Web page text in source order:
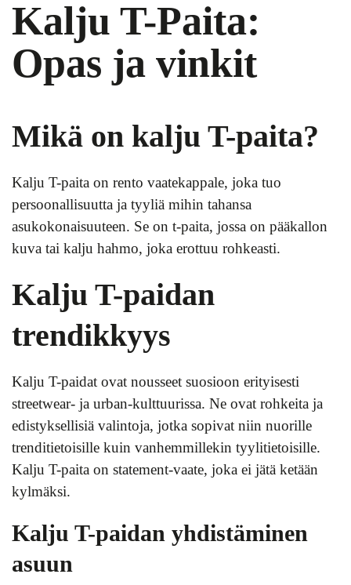
Kalju T-Paita:
Opas ja vinkit
Mikä on kalju T-paita?
Kalju T-paita on rento vaatekappale, joka tuo
persoonallisuutta ja tyyliä mihin tahansa
asukokonaisuuteen. Se on t-paita, jossa on pääkallon
kuva tai kalju hahmo, joka erottuu rohkeasti.
Kalju T-paidan
trendikkyys
Kalju T-paidat ovat nousseet suosioon erityisesti
streetwear- ja urban-kulttuurissa. Ne ovat rohkeita ja
edistyksellisiä valintoja, jotka sopivat niin nuorille
trenditietoisille kuin vanhemmillekin tyylitietoisille.
Kalju T-paita on statement-vaate, joka ei jätä ketään
kylmäksi.
Kalju T-paidan yhdistäminen
asuun